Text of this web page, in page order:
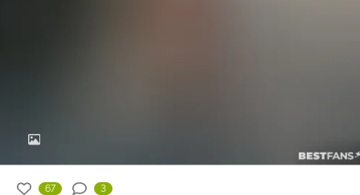
67 3